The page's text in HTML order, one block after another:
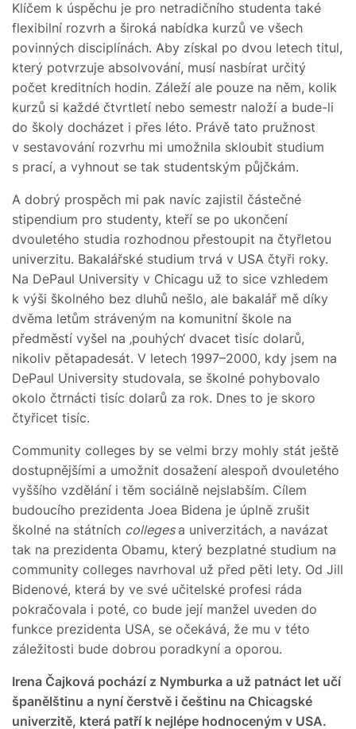
Klíčem k úspěchu je pro netradičního studenta také
flexibilní rozvrh a široká nabídka kurzů ve všech
povinných disciplínách. Aby získal po dvou letech titul,
který potvrzuje absolvování, musí nasbírat určitý
počet kreditních hodin. Záleží ale pouze na něm, kolik
kurzů si každé čtvrtletí nebo semestr naloží a bude-li
do školy docházet i přes léto. Právě tato pružnost
v sestavování rozvrhu mi umožnila skloubit studium
s prací, a vyhnout se tak studentským půjčkám.
A dobrý prospěch mi pak navíc zajistil částečné
stipendium pro studenty, kteří se po ukončení
dvouletého studia rozhodnou přestoupit na čtyřletou
univerzitu. Bakalářské studium trvá v USA čtyři roky.
Na DePaul University v Chicagu už to sice vzhledem
k výši školného bez dluhů nešlo, ale bakalář mě díky
dvěma letům stráveným na komunitní škole na
předměstí vyšel na ‚pouhých‘ dvacet tisíc dolarů,
nikoliv pětapadesát. V letech 1997–2000, kdy jsem na
DePaul University studovala, se školné pohybovalo
okolo čtrnácti tisíc dolarů za rok. Dnes to je skoro
čtyřicet tisíc.
Community colleges by se velmi brzy mohly stát ještě
dostupnějšími a umožnit dosažení alespoň dvouletého
vyššího vzdělání i těm sociálně nejslabším. Cílem
budoucího prezidenta Joea Bidena je úplně zrušit
školné na státních collegesa univerzitách, a navázat
tak na prezidenta Obamu, který bezplatné studium na
community colleges navrhoval už před pěti lety. Od Jill
Bidenové, která by ve své učitelské profesi ráda
pokračovala i poté, co bude její manžel uveden do
funkce prezidenta USA, se očekává, že mu v této
záležitosti bude dobrou poradkyní a oporou.
Irena Čajková pochází z Nymburka a už patnáct let učí
španělštinu a nyní čerstvě i češtinu na Chicagské
univerzitě, která patří k nejlépe hodnoceným v USA.